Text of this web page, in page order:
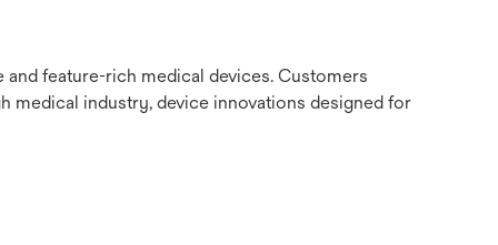
feature-rich medical devices. Customers
medical industry, device innovations designed for